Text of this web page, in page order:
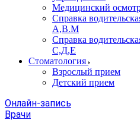
Медицинский
Справка
А,В.М
Справка
С,Д,Е
Стоматология
Взрослый прием
Детский прием
Онлайн-запись
Врачи